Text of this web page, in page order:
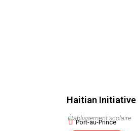
Haitian Initiative
Établissement scolaire
Port-au-Prince